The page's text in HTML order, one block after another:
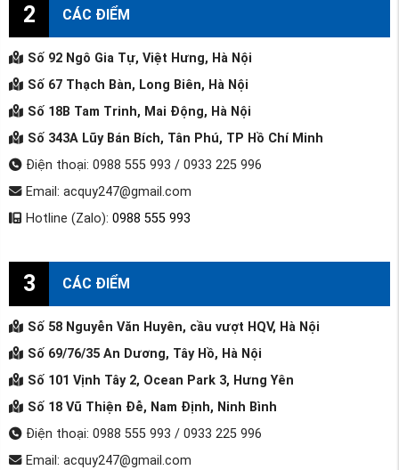
2 CÁC ĐIỂM
Số 92 Ngô Gia Tự, Việt Hưng, Hà Nội
Số 67 Thạch Bàn, Long Biên, Hà Nội
Số 18B Tam Trinh, Mai Động, Hà Nội
Số 343A Lũy Bán Bích, Tân Phú, TP Hồ Chí Minh
Điện thoại: 0988 555 993 / 0933 225 996
Email: acquy247@gmail.com
Hotline (Zalo): 0988 555 993
3 CÁC ĐIỂM
Số 58 Nguyễn Văn Huyên, cầu vượt HQV, Hà Nội
Số 69/76/35 An Dương, Tây Hồ, Hà Nội
Số 101 Vịnh Tây 2, Ocean Park 3, Hưng Yên
Số 18 Vũ Thiện Đễ, Nam Định, Ninh Bình
Điện thoại: 0988 555 993 / 0933 225 996
Email: acquy247@gmail.com